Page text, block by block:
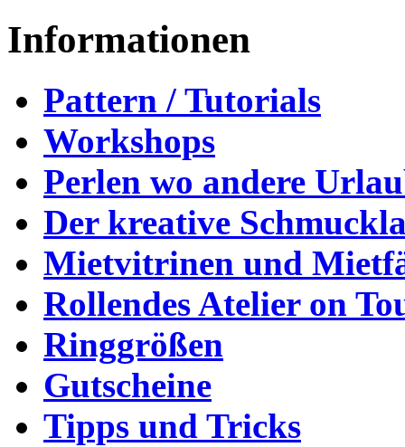
Informationen
Pattern / Tutorials
Workshops
Perlen wo andere
Der kreative
Mietvitrinen und
Rollendes Atelier on
Ringgrößen
Gutscheine
Tipps und Tricks